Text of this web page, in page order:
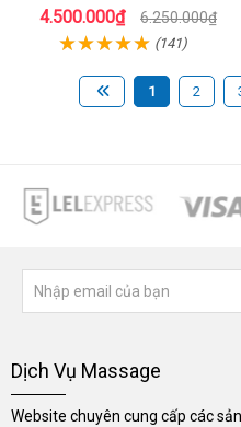
4.500.000₫ 6.250.000₫
(141)
1 2
Dịch Vụ Massage
Website chuyên cung cấp các